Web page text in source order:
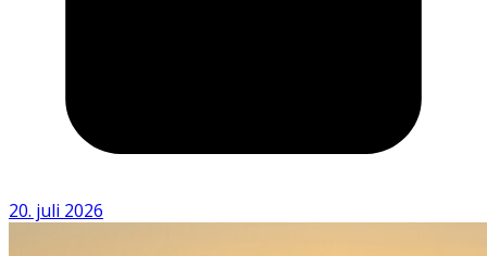
20. juli 2026